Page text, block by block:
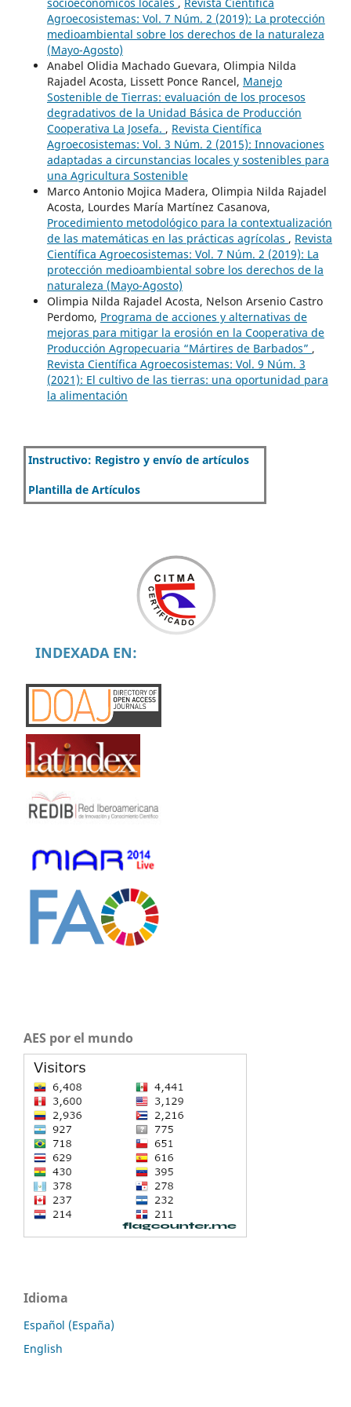
Agroecosistemas: Vol. 7 Núm. 2 (2019): La protección
medioambiental sobre los derechos de la naturaleza
(Mayo-Agosto)
Anabel Olidia Machado Guevara, Olimpia Nilda
Rajadel Acosta, Lissett Ponce Rancel, Manejo
Sostenible de Tierras: evaluación de los procesos
degradativos de la Unidad Básica de Producción
Cooperativa La Josefa. , Revista Científica
Agroecosistemas: Vol. 3 Núm. 2 (2015): Innovaciones
adaptadas a circunstancias locales y sostenibles para
una Agricultura Sostenible
Marco Antonio Mojica Madera, Olimpia Nilda Rajadel
Acosta, Lourdes María Martínez Casanova,
Procedimiento metodológico para la contextualización
de las matemáticas en las prácticas agrícolas , Revista
Científica Agroecosistemas: Vol. 7 Núm. 2 (2019): La
protección medioambiental sobre los derechos de la
naturaleza (Mayo-Agosto)
Olimpia Nilda Rajadel Acosta, Nelson Arsenio Castro
Perdomo, Programa de acciones y alternativas de
mejoras para mitigar la erosión en la Cooperativa de
Producción Agropecuaria “Mártires de Barbados” ,
Revista Científica Agroecosistemas: Vol. 9 Núm. 3
(2021): El cultivo de las tierras: una oportunidad para
la alimentación
Instructivo: Registro y envío de artículos
Plantilla de Artículos
INDEXADA EN:
AES por el mundo
Idioma
Español (España)
English